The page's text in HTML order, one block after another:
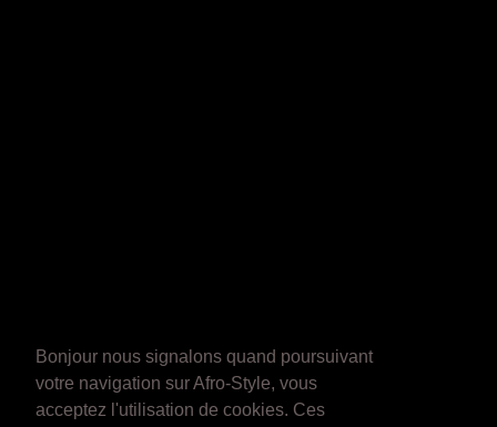
Bonjour nous signalons quand poursuivant
votre navigation sur Afro-Style, vous
acceptez l'utilisation de cookies. Ces